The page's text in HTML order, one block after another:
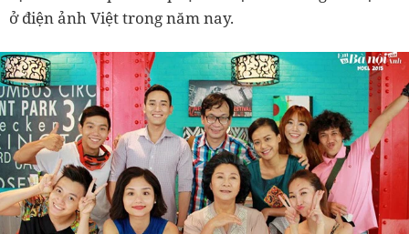
ở điện ảnh Việt trong năm nay.